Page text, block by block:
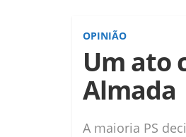
OPINIÃO
Um ato
Almada
A maioria PS